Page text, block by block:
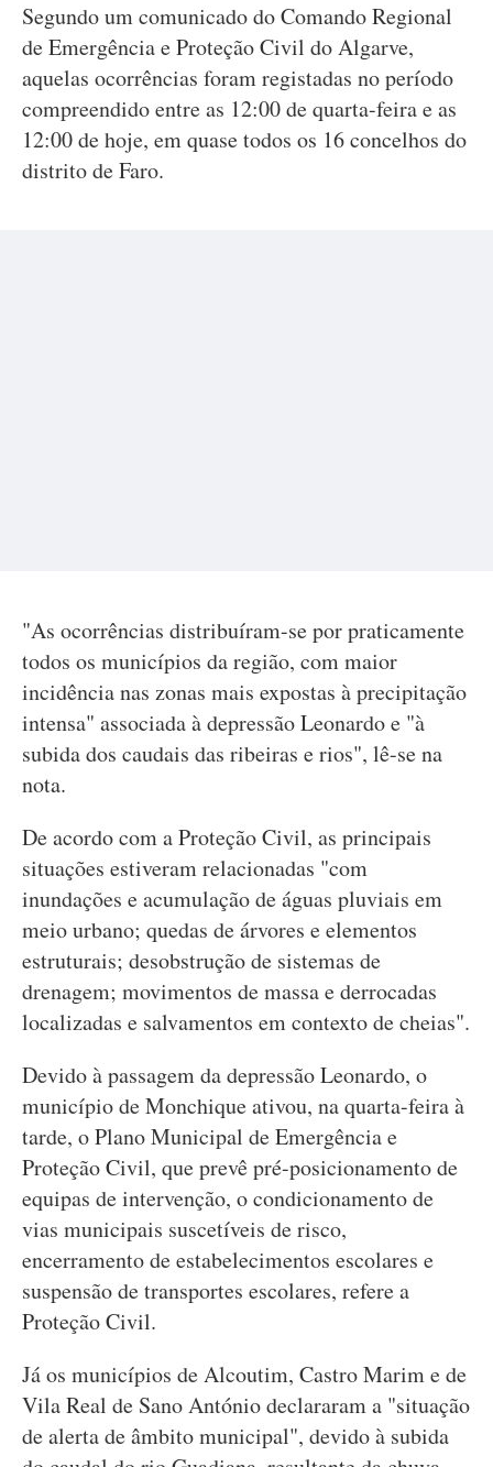
Segundo um comunicado do Comando Regional
de Emergência e Proteção Civil do Algarve,
aquelas ocorrências foram registadas no período
compreendido entre as 12:00 de quarta-feira e as
12:00 de hoje, em quase todos os 16 concelhos do
distrito de Faro.
"As ocorrências distribuíram-se por praticamente
todos os municípios da região, com maior
incidência nas zonas mais expostas à precipitação
intensa" associada à depressão Leonardo e "à
subida dos caudais das ribeiras e rios", lê-se na
nota.
De acordo com a Proteção Civil, as principais
situações estiveram relacionadas "com
inundações e acumulação de águas pluviais em
meio urbano; quedas de árvores e elementos
estruturais; desobstrução de sistemas de
drenagem; movimentos de massa e derrocadas
localizadas e salvamentos em contexto de cheias".
Devido à passagem da depressão Leonardo, o
município de Monchique ativou, na quarta-feira à
tarde, o Plano Municipal de Emergência e
Proteção Civil, que prevê pré-posicionamento de
equipas de intervenção, o condicionamento de
vias municipais suscetíveis de risco,
encerramento de estabelecimentos escolares e
suspensão de transportes escolares, refere a
Proteção Civil.
Já os municípios de Alcoutim, Castro Marim e de
Vila Real de Sano António declararam a "situação
de alerta de âmbito municipal", devido à subida